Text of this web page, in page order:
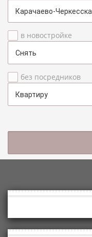
в новостройке
без посредников